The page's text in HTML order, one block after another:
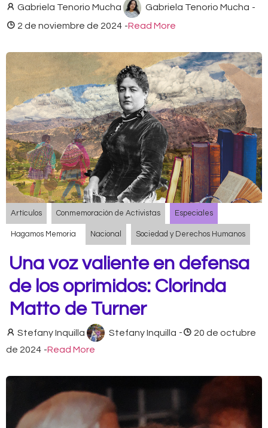
Gabriela Tenorio Mucha Gabriela Tenorio Mucha -
2 de noviembre de 2024 -Read More
Artículos Conmemoración de Activistas Especiales
Hagamos Memoria Nacional Sociedad y Derechos Humanos
Una voz valiente en defensa
de los oprimidos: Clorinda
Matto de Turner
Stefany Inquilla Stefany Inquilla -
20 de octubre
de 2024 -Read More